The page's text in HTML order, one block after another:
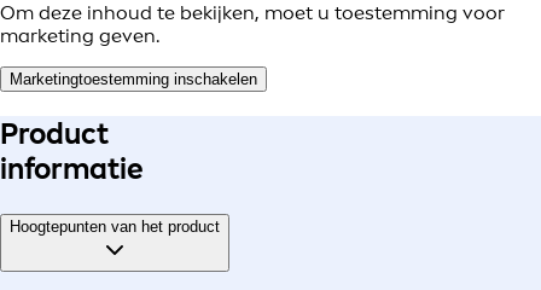
Om deze inhoud te bekijken, moet u toestemming voor
marketing geven.
Marketingtoestemming inschakelen
Product
informatie
Hoogtepunten van het product